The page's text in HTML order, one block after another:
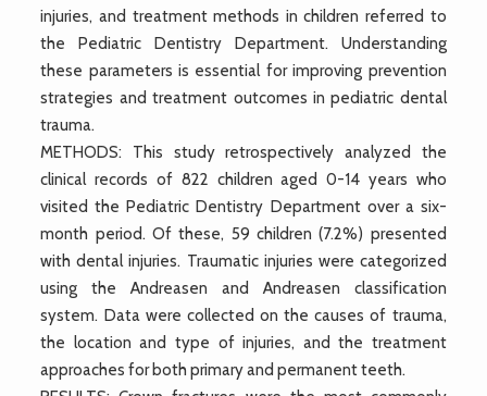
injuries, and treatment methods in children referred to
the Pediatric Dentistry Department. Understanding
these parameters is essential for improving prevention
strategies and treatment outcomes in pediatric dental
trauma.
METHODS: This study retrospectively analyzed the
clinical records of 822 children aged 0-14 years who
visited the Pediatric Dentistry Department over a six-
month period. Of these, 59 children (7.2%) presented
with dental injuries. Traumatic injuries were categorized
using the Andreasen and Andreasen classification
system. Data were collected on the causes of trauma,
the location and type of injuries, and the treatment
approaches for both primary and permanent teeth.